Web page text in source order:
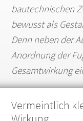
bautechnischen
bewusst als
Denn neben der
Anordnung der
Gesamtwirkung
Vermeintlich